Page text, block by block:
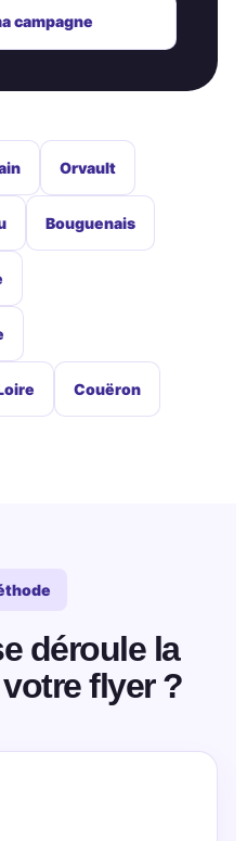
campagne
Orvault
Bouguenais
Couëron
déroule la
flyer ?